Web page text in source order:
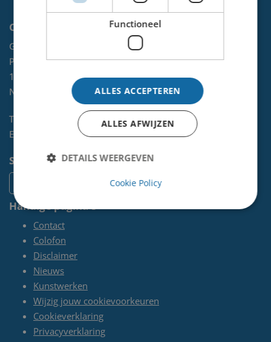
Contact
Gemeente Velsen
Postbus 465
1970 AL
IJMUIDEN
NL
Telefoon:
0255-567 200
E-mail:
kunst@velsen.nl
Socials
Handige pagina's
Contact
Colofon
Disclaimer
Nieuws
Kunstwerken
Wijzig jouw cookievoorkeuren
Cookieverklaring
Privacyverklaring
Functioneel
ALLES ACCEPTEREN
ALLES AFWIJZEN
DETAILS WEERGEVEN
Cookie Policy